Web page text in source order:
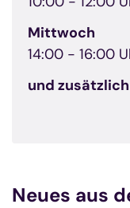
Mittwoch
14:00 - 16:00
und
Neues aus